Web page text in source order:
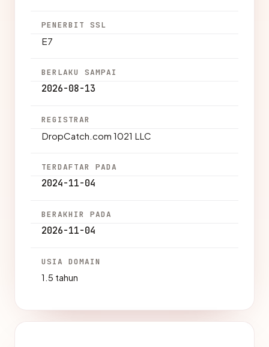
PENERBIT SSL
E7
BERLAKU SAMPAI
2026-08-13
REGISTRAR
DropCatch.com 1021 LLC
TERDAFTAR PADA
2024-11-04
BERAKHIR PADA
2026-11-04
USIA DOMAIN
1.5 tahun